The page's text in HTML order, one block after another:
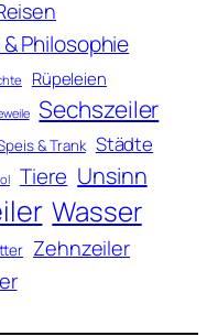
Philosophie
Rüpeleien
Sechszeiler
& Trank Städte
Tiere Unsinn
Wasser
Zehnzeiler